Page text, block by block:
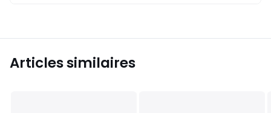
Articles similaires